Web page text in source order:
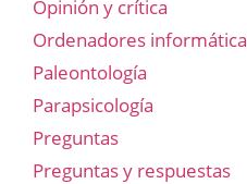
Opinión y crítica
Ordenadores informática
Paleontología
Parapsicología
Preguntas
Preguntas y respuestas